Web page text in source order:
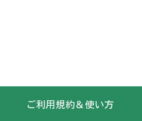
ご利用規約＆使い方